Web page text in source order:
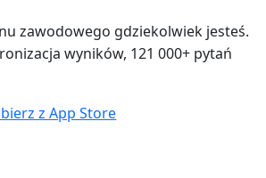
zawodowego gdziekolwiek jesteś.
wyników, 121 000+ pytań